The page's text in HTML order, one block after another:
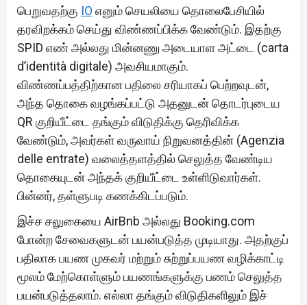
பெறுவதற்கு IO எனும் செயலியை தொலைபேசியில்
தரவிறக்கம் செய்து விண்ணப்பிக்க வேண்டும். இதற்கு
SPID எண் அல்லது மின்னணு அடையாள அட்டை (carta
d’identità digitale) அவசியமாகும்.
விண்ணப்பத்திற்கான பதிலை சரியாகப் பெற்றவுடன்,
அந்த தொகை வழங்கப்பட்டு அதனுடன் தொடர்புடைய
QR குறியீட்டை தங்கும் விடுதிக்கு தெரிவிக்க
வேண்டும், அவர்கள் வருவாய் நிறுவனத்தின் (Agenzia
delle entrate) வலைத்தளத்தில் செலுத்த வேண்டிய
தொகையுடன் அந்தக் குறியீட்டை உள்ளிடுவார்கள்.
பின்னர், தள்ளுபடி கணக்கிடப்படும்.
இச்ச சலுகையை AirBnb அல்லது Booking.com
போன்ற சேவைகளுடன் பயன்படுத்த முடியாது. அதற்குப்
பதிலாக பயண முகவர் மற்றும் சுற்றுப்பயண வழிக்காட்டி
மூலம் மேற்கொள்ளும் பயணங்களுக்கு பணம் செலுத்த
பயன்படுத்தலாம். எல்லா தங்கும் விடுதிகளிலும் இச்